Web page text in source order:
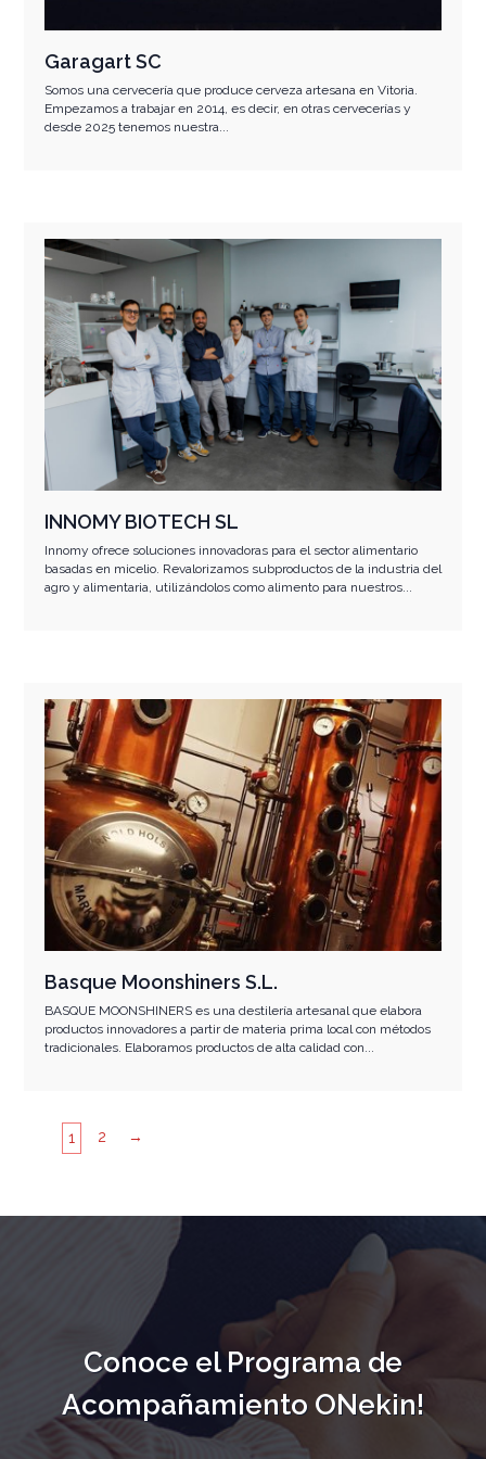
Garagart SC
Somos una cervecería que produce cerveza artesana en Vitoria.
Empezamos a trabajar en 2014, es decir, en otras cervecerías y
desde 2025 tenemos nuestra...
INNOMY BIOTECH SL
Innomy ofrece soluciones innovadoras para el sector alimentario
basadas en micelio. Revalorizamos subproductos de la industria del
agro y alimentaria, utilizándolos como alimento para nuestros...
Basque Moonshiners S.L.
BASQUE MOONSHINERS es una destilería artesanal que elabora
productos innovadores a partir de materia prima local con métodos
tradicionales. Elaboramos productos de alta calidad con...
1 2 →
Conoce el Programa de
Acompañamiento ONekin!